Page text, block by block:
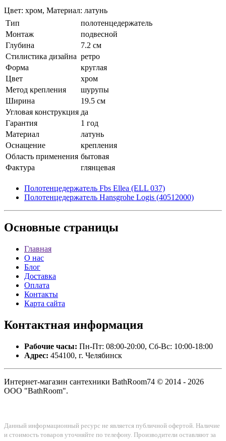
Цвет: хром, Материал: латунь
Тип
полотенцедержатель
Монтаж
подвесной
Глубина
7.2 см
Стилистика дизайна ретро
Форма
круглая
Цвет
хром
Метод крепления
шурупы
Ширина
19.5 см
Угловая конструкция да
Гарантия
1 год
Материал
латунь
Оснащение
крепления
Область применения бытовая
Фактура
глянцевая
Полотенцедержатель Fbs Ellea (ELL 037)
Полотенцедержатель Hansgrohe Logis (40512000)
Основные страницы
Главная
О нас
Блог
Доставка
Оплата
Контакты
Карта сайта
Контактная информация
Рабочие часы: Пн-Пт: 08:00-20:00, Сб-Вс: 10:00-18:00
Адрес: 454100, г. Челябинск
Интернет-магазин сантехники BathRoom74 © 2014 - 2026
ООО "BathRoom".
Данный информационный ресурс не является публичной офертой. Наличие
и стоимость товаров уточняйте по телефону. Производители оставляют за